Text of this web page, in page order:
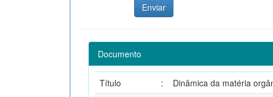
Documento
Título :
Dinâmica da matéria